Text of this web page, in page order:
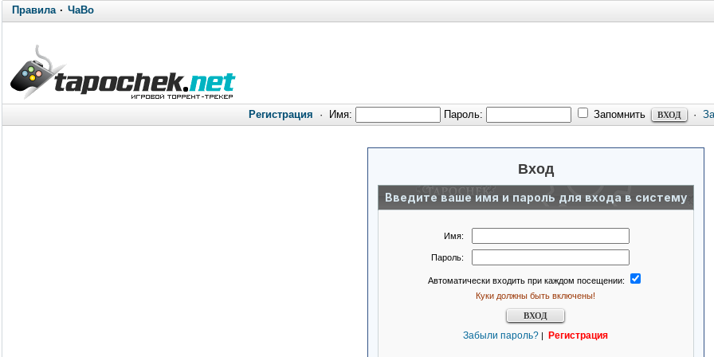
Правила· ЧаВо
Регистрация · Имя: Пароль: Запомнить ·
Вход
Введите ваше имя и пароль для входа в систему
Имя:
Пароль:
Автоматически входить при каждом посещении:
Куки должны быть включены!
Забыли пароль? | Регистрация